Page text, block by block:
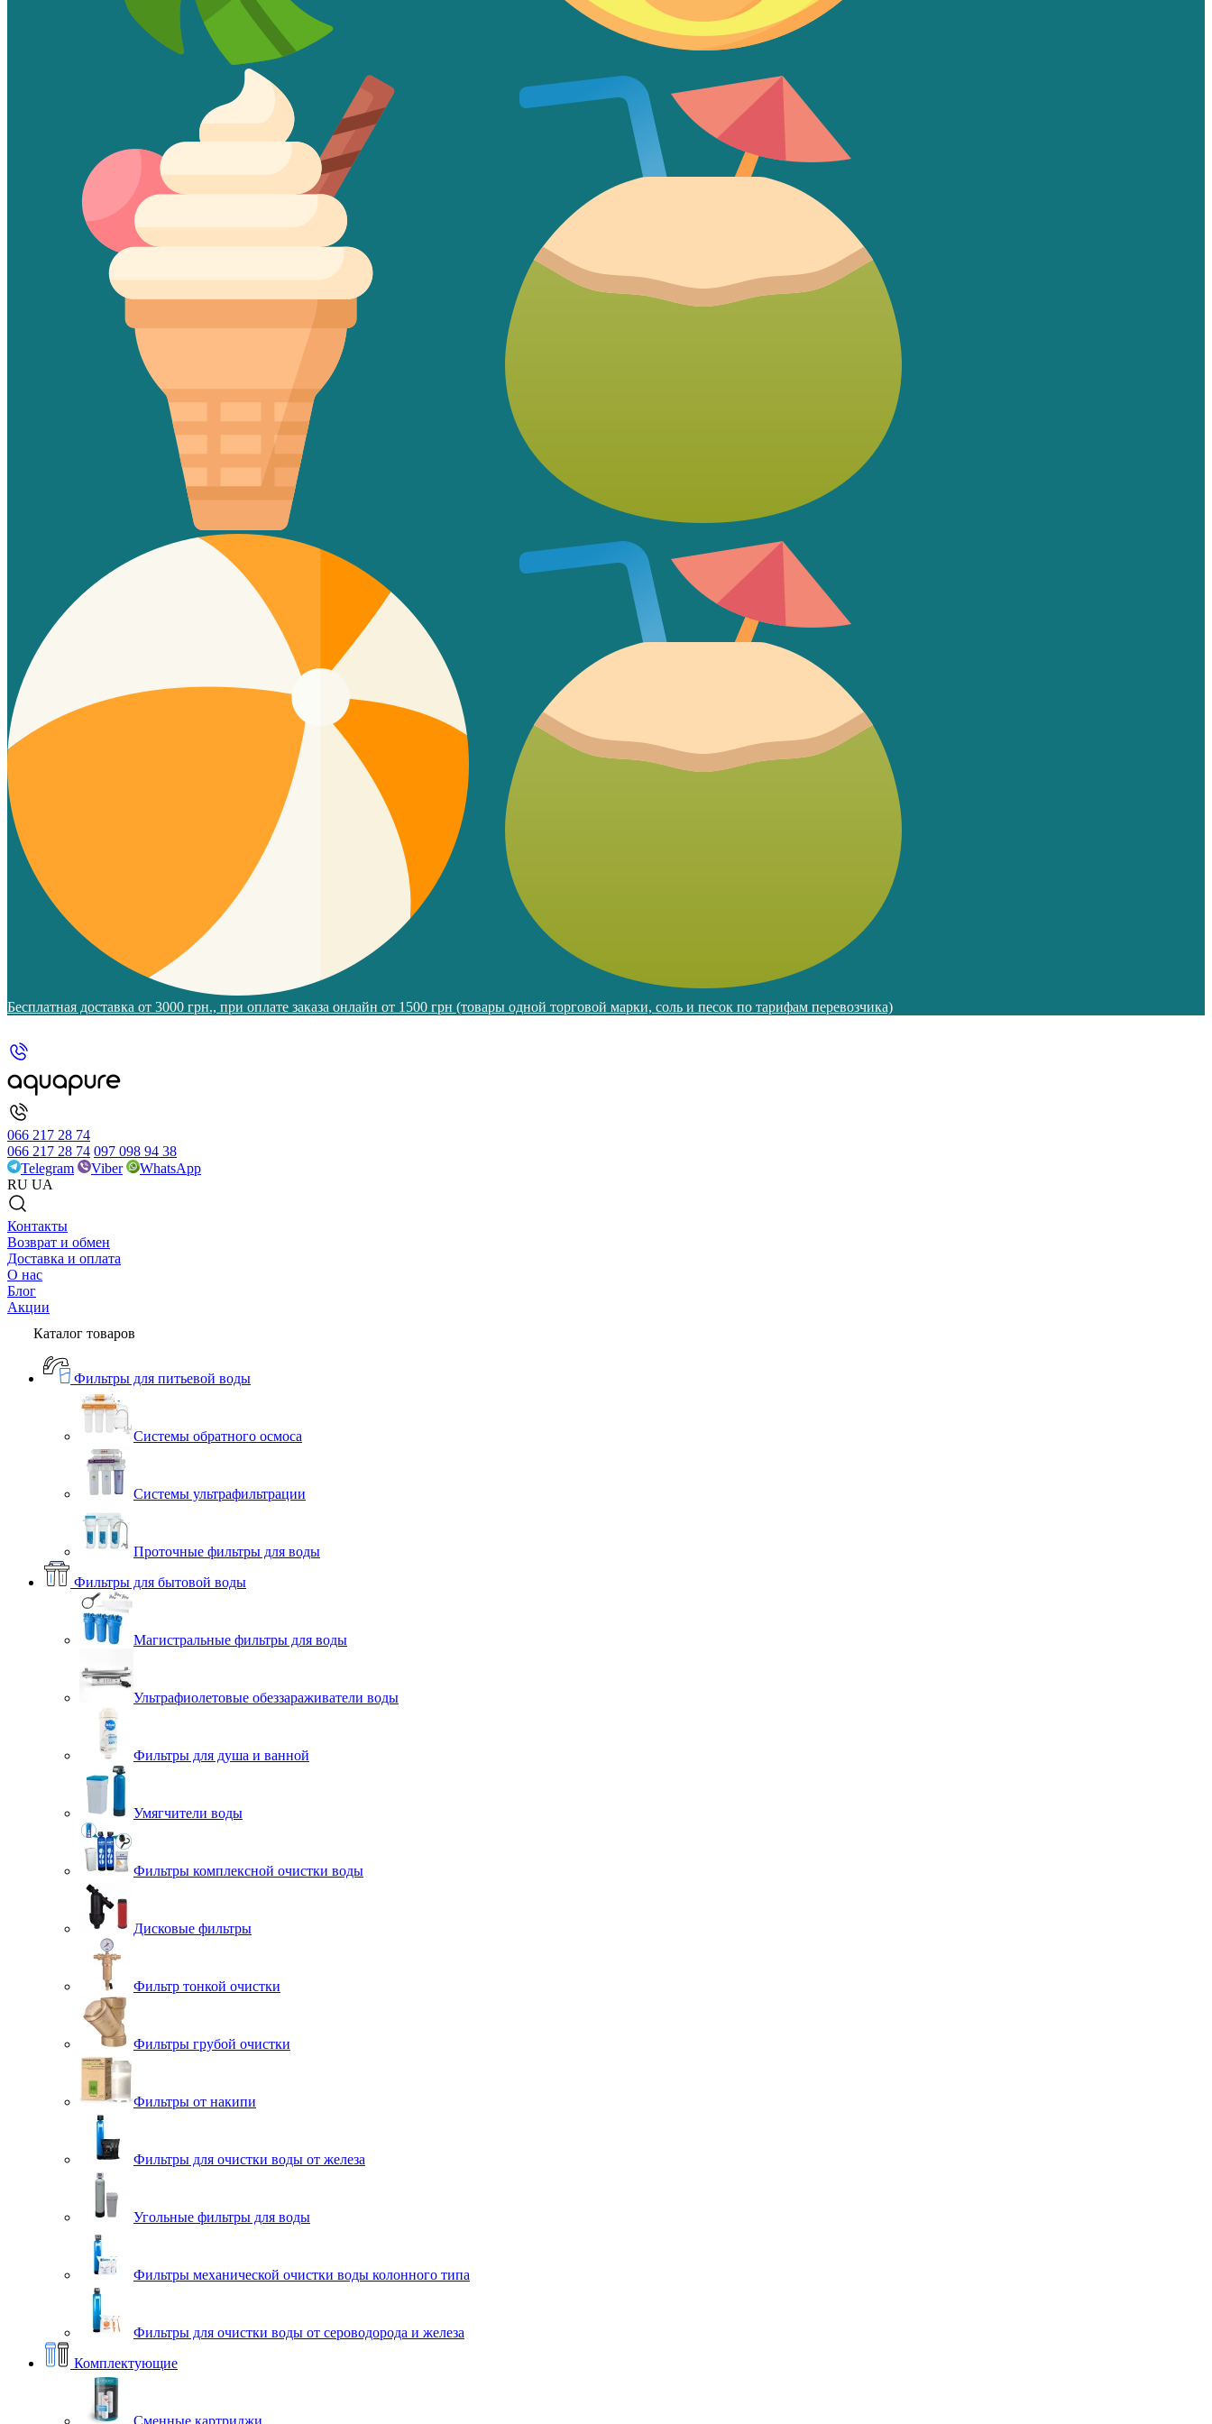
Бесплатная доставка от 3000 грн., при оплате заказа онлайн от 1500 грн (товары одной торговой марки, соль и песок по тарифам перевозчика)
066 217 28 74
066 217 28 74 097 098 94 38
Telegram
Viber
WhatsApp
RU UA
Контакты
Возврат и обмен
Доставка и оплата
О нас
Блог
Акции
Каталог товаров
Фильтры для питьевой воды
Системы обратного осмоса
Системы ультрафильтрации
Проточные фильтры для воды
Фильтры для бытовой воды
Магистральные фильтры для воды
Ультрафиолетовые обеззараживатели воды
Фильтры для душа и ванной
Умягчители воды
Фильтры комплексной очистки воды
Дисковые фильтры
Фильтр тонкой очистки
Фильтры грубой очистки
Фильтры от накипи
Фильтры для очистки воды от железа
Угольные фильтры для воды
Фильтры механической очистки воды колонного типа
Фильтры для очистки воды от сероводорода и железа
Комплектующие
Сменные картриджи